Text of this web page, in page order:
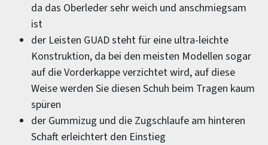
da das Oberleder sehr weich und anschmiegsam
ist
der Leisten GUAD steht für eine ultra-leichte
Konstruktion, da bei den meisten Modellen sogar
auf die Vorderkappe verzichtet wird, auf diese
Weise werden Sie diesen Schuh beim Tragen kaum
spüren
der Gummizug und die Zugschlaufe am hinteren
Schaft erleichtert den Einstieg